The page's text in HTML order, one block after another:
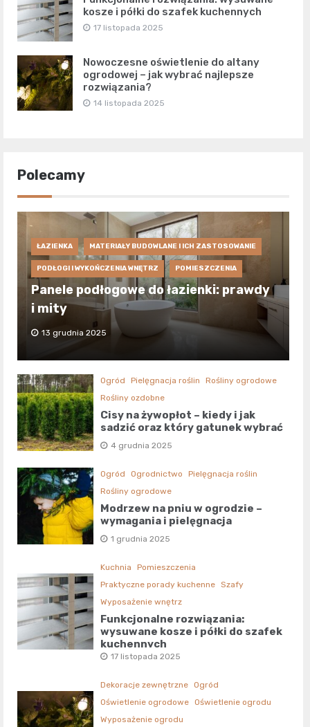
kosze i półki do szafek kuchennych
17 listopada 2025
Nowoczesne oświetlenie do altany
ogrodowej – jak wybrać najlepsze
rozwiązania?
14 listopada 2025
Polecamy
ŁAZIENKA MATERIAŁY BUDOWLANE I ICH ZASTOSOWANIE
PODŁOGI I WYKOŃCZENIA WNĘTRZ POMIESZCZENIA
Panele podłogowe do łazienki: prawdy
i mity
13 grudnia 2025
Ogród Pielęgnacja roślin
Rośliny ogrodowe
Rośliny ozdobne
Cisy na żywopłot – kiedy i jak
sadzić oraz który gatunek wybrać
4 grudnia 2025
Ogród Ogrodnictwo
Pielęgnacja roślin
Rośliny ogrodowe
Modrzew na pniu w ogrodzie –
wymagania i pielęgnacja
1 grudnia 2025
Kuchnia
Pomieszczenia
Praktyczne porady kuchenne Szafy
Wyposażenie wnętrz
Funkcjonalne rozwiązania:
wysuwane kosze i półki do szafek
kuchennych
17 listopada 2025
Dekoracje zewnętrzne Ogród
Oświetlenie ogrodowe Oświetlenie ogrodu
Wyposażenie ogrodu